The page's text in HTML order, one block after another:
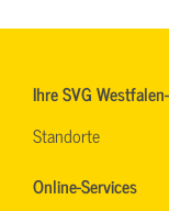
Ihre SVG
Standorte
Online-Services